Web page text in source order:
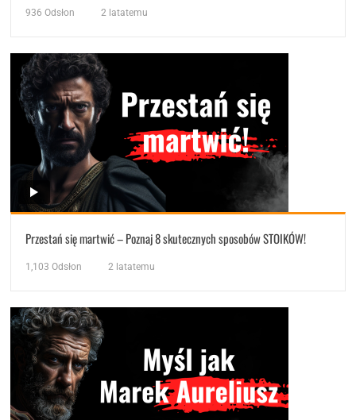
936 Odsłon 2 latatemu
Przestań się martwić – Poznaj 8 skutecznych sposobów STOIKÓW!
1,103 Odsłon 2 latatemu